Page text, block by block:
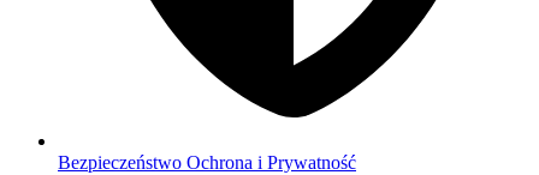
Bezpieczeństwo Ochrona i Prywatność